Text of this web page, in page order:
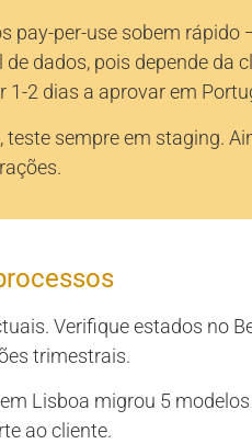
pay-per-use sobem
dados, pois depende da
1-2 dias a aprovar em
sempre em staging.
Verifique estados no
trimestrais.
Lisboa migrou 5
ao cliente.